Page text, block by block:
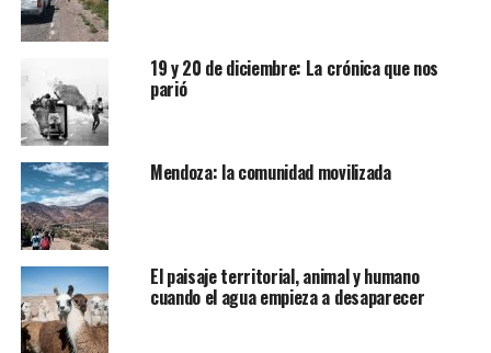
19 y 20 de diciembre: La crónica que nos
parió
Mendoza: la comunidad movilizada
El paisaje territorial, animal y humano
cuando el agua empieza a desaparecer